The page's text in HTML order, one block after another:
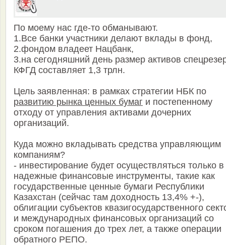
По моему нас где-то обманывают.
1.Все банки участники делают вклады в фонд,
2.фондом владеет Нацбанк,
3.на сегодняшний день размер активов
КФГД составляет 1,3 трлн.
Цель заявленная: в рамках стратегии НБК по
развитию рынка ценных бумаг и постепенному
отходу от управления активами дочерних
организаций.
Куда можно вкладывать средства управляющим
компаниям?
- инвестирование будет осуществляться только в
надежные финансовые инструменты, такие как
государственные ценные бумаги Республики
Казахстан (сейчас там доходность 13,4% +-),
облигации субъектов квазигосударственного
и международных финансовых организаций со
сроком погашения до трех лет, а также операции
обратного РЕПО.